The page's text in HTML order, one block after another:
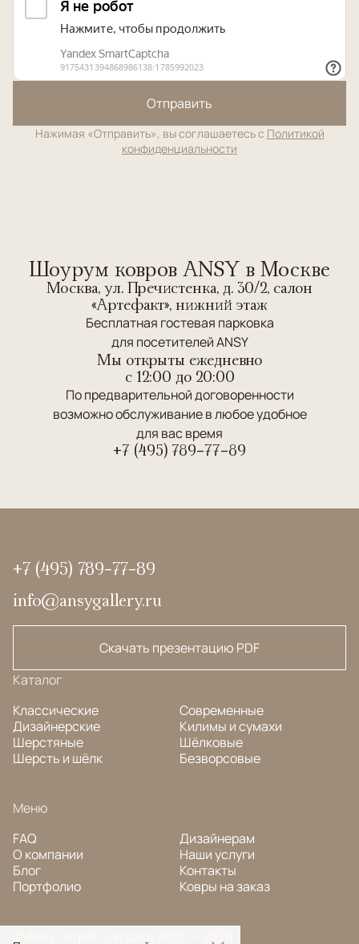
Отправить
Нажимая «Отправить», вы соглашаетесь с Политикой
конфиденциальности
Шоурум ковров ANSY в Москве
Москва, ул. Пречистенка, д. 30/2, салон
«Артефакт», нижний этаж
Бесплатная гостевая парковка
для посетителей ANSY
Мы открыты ежедневно
c 12:00 до 20:00
По предварительной договоренности
возможно обслуживание в любое удобное
для вас время
+7 (495) 789-77-89
+7 (495) 789-77-89
info@ansygallery.ru
Скачать презентацию PDF
Каталог
Классические
Дизайнерские
Шерстяные
Шерсть и шёлк
Современные
Килимы и сумахи
Шёлковые
Безворсовые
Меню
FAQ
О компании
Блог
Портфолио
Дизайнерам
Наши услуги
Контакты
Ковры на заказ